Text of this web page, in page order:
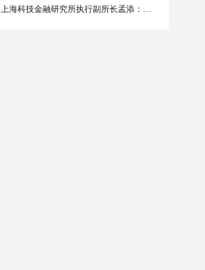
上海科技金融研究所执行副所长孟添：开放银行与嵌入式金融为数字普惠金融带来更大发展空间